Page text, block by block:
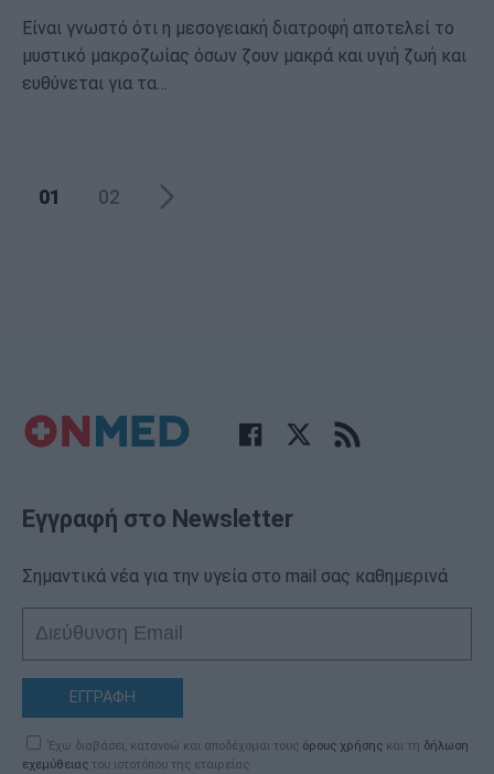
Είναι γνωστό ότι η μεσογειακή διατροφή αποτελεί το
μυστικό μακροζωίας όσων ζουν μακρά και υγιή ζωή και
ευθύνεται για τα…
01 02
Εγγραφή στο Newsletter
Σημαντικά νέα για την υγεία στο mail σας καθημερινά
ΕΓΓΡΑΦΗ
Έχω διαβάσει, κατανοώ και αποδέχομαι τους όρους χρήσης και τη δήλωση
εχεμύθειας του ιστοτόπου της εταιρείας